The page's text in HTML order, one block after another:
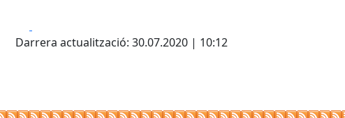
Darrera actualització: 30.07.2020 | 10:12